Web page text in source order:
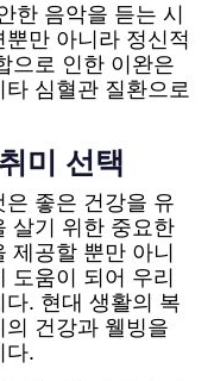
한 음악을 듣는 시
만 아니라 정신적
으로 인한 이완은
심혈관 질환으로
미 선택
좋은 건강을 유
살기 위한 중요한
제공할 뿐만 아니
도움이 되어 우리
. 현대 생활의 복
건강과 웰빙을
다.